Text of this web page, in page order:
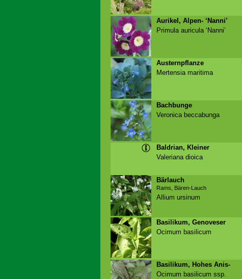
Aurikel, Alpen- ‘Nanni’
Primula auricula ‘Nanni’
Austernpflanze
Mertensia maritima
Bachbunge
Veronica beccabunga
Baldrian, Kleiner
Valeriana dioica
Bärlauch
Rams, Bären-Lauch
Allium ursinum
Basilikum, Genoveser
Ocimum basilicum
Basilikum, Hohes Anis-
Ocimum basilicum ssp.